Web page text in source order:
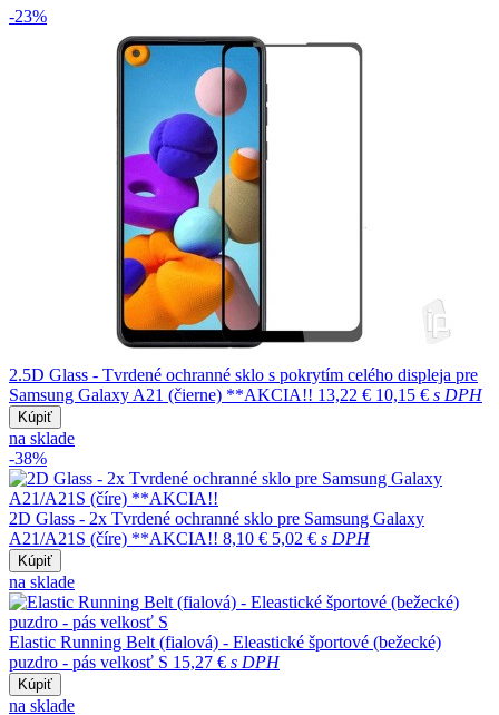
-23%
2.5D Glass - Tvrdené ochranné sklo s pokrytím celého displeja pre
Samsung Galaxy A21 (čierne) **AKCIA!! 13,22 € 10,15 € s DPH
Kúpiť
na sklade
-38%
2D Glass - 2x Tvrdené ochranné sklo pre Samsung Galaxy
A21/A21S (číre) **AKCIA!! 8,10 € 5,02 € s DPH
Kúpiť
na sklade
Elastic Running Belt (fialová) - Eleastické športové (bežecké)
puzdro - pás velkosť S 15,27 € s DPH
Kúpiť
na sklade